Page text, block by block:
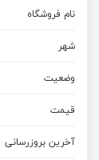
نام فروشگاه
شهر
وضعیت
قیمت
آخرین بروزرسانی